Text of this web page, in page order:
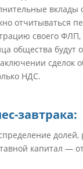
вклады
отчитываться
своего ФЛП,
общества будут
сделок
НДС.
завтрака:
капитал